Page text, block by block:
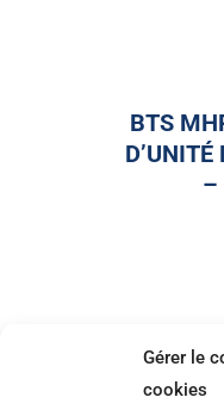
Gérer le
cookies
BTS
D’UNITÉ
–